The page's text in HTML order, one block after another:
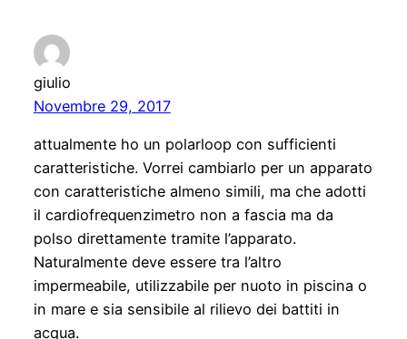
giulio
Novembre 29, 2017
attualmente ho un polarloop con sufficienti
caratteristiche. Vorrei cambiarlo per un apparato
con caratteristiche almeno simili, ma che adotti
il cardiofrequenzimetro non a fascia ma da
polso direttamente tramite l’apparato.
Naturalmente deve essere tra l’altro
impermeabile, utilizzabile per nuoto in piscina o
in mare e sia sensibile al rilievo dei battiti in
acqua.